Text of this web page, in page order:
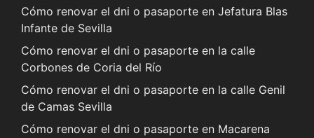
Cómo renovar el dni o pasaporte en Jefatura Blas
Infante de Sevilla
Cómo renovar el dni o pasaporte en la calle
Corbones de Coria del Río
Cómo renovar el dni o pasaporte en la calle Genil
de Camas Sevilla
Cómo renovar el dni o pasaporte en Macarena